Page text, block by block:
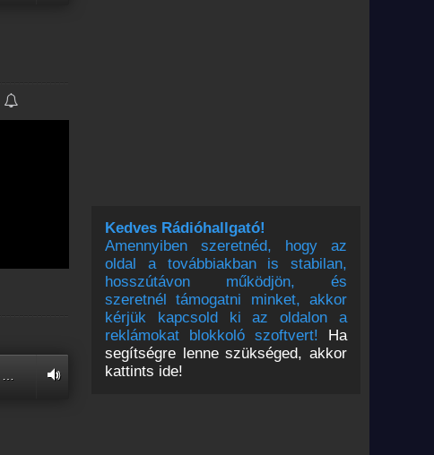
Kedves Rádióhallgató!
Amennyiben szeretnéd, hogy az
oldal a továbbiakban is stabilan,
hosszútávon működjön, és
szeretnél támogatni minket, akkor
kérjük kapcsold ki az oldalon a
reklámokat blokkoló szoftvert! Ha
segítségre lenne szükséged, akkor
kattints ide!